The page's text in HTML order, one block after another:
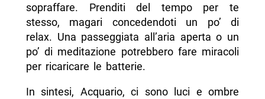
sopraffare. Prenditi del tempo per te
stesso, magari concedendoti un po’ di
relax. Una passeggiata all’aria aperta o un
po’ di meditazione potrebbero fare miracoli
per ricaricare le batterie.
In sintesi, Acquario, ci sono luci e ombre